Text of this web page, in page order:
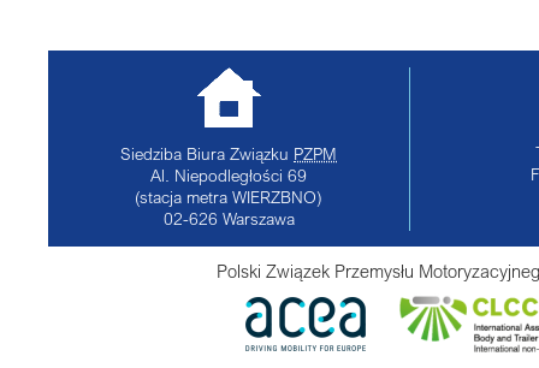
Siedziba Biura Związku PZPM
Al. Niepodległości 69
(stacja metra WIERZBNO)
02-626 Warszawa
Polski Związek Przemysłu